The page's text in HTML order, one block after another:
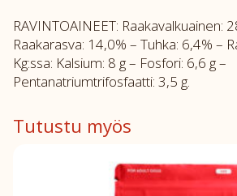
RAVINTOAINEET: Raakavalkuainen:
Raakarasva: 14,0% – Tuhka: 6,4% –
Kg:ssa: Kalsium: 8 g – Fosfori: 6,6 g –
Pentanatriumtrifosfaatti: 3,5 g.
Tutustu myös